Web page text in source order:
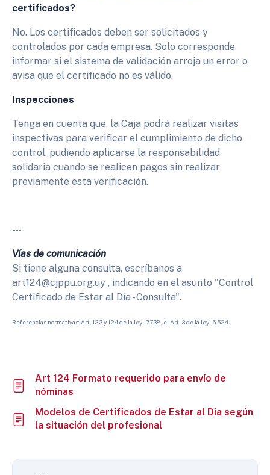
certificados?
No. Los certificados deben ser solicitados y
controlados por cada empresa. Solo corresponde
informar si el sistema de validación arroja un error o
avisa que el certificado no es válido.
Inspecciones
Tenga en cuenta que, la Caja podrá realizar visitas
inspectivas para verificar el cumplimiento de dicho
control, pudiendo aplicarse la responsabilidad
solidaria cuando se realicen pagos sin realizar
previamente esta verificación.
- - -
Vías de comunicación
Si tiene alguna consulta, escríbanos a
art124@cjppu.org.uy , indicando en el asunto "Control
Certificado de Estar al Día - Consulta".
Referencias normativas: Art. 123 y 124 de la ley 17.738, el Art. 3 de la ley 16.524.
Art 124 Formato requerido para envío de
nóminas
Modelos de Certificados de Estar al Día según
la situación del profesional